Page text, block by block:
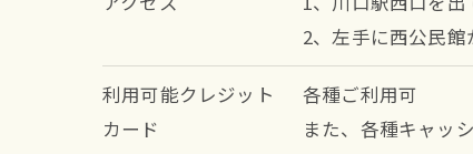
2、左手に西公民
利用可能クレジット
カード
各種ご利用可
また、各種キャッ